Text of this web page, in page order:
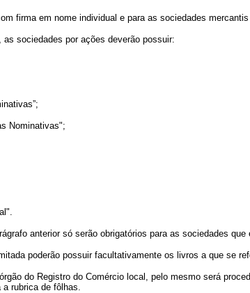
firma em nome individual e para as sociedades
sociedades por ações deverão possuir:
Nominativas";
anterior só serão obrigatórios para as sociedades
poderão possuir facultativamente os livros a que se
do Registro do Comércio local, pelo mesmo será
rubrica de fôlhas.